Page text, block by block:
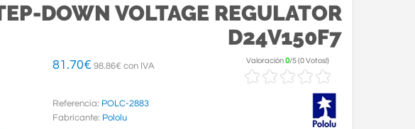
DOWN VOLTAGE REGULATOR
D24V150F7
81.70€ 98.86€ con IVA
Valoración0/5(0 Votos!)
Referencia: POLC-2883
Fabricante: Pololu